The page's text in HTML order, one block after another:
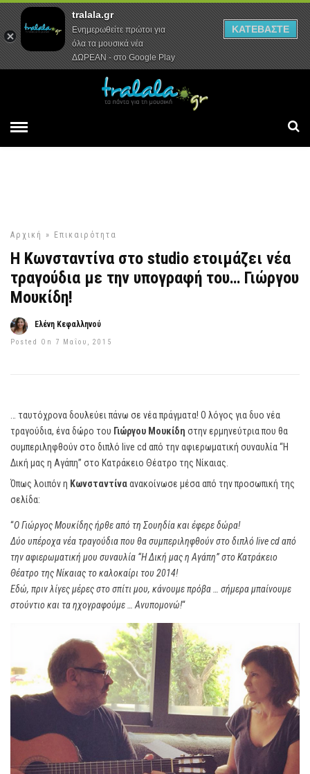
Αρχική Συνεντεύξεις Ρεπορτάζ
Αρχική » Επικαιρότητα
Η Κωνσταντίνα στο studio ετοιμάζει νέα
τραγούδια με την υπογραφή του… Γιώργου
Μουκίδη!
Ελένη Κεφαλληνού
Posted On 7 Μαΐου, 2015
… ταυτόχρονα δουλεύει πάνω σε νέα πράγματα! Ο λόγος για δυο νέα
τραγούδια, ένα δώρο του Γιώργου Μουκίδη στην ερμηνεύτρια που θα
συμπεριληφθούν στο διπλό live cd από την αφιερωματική συναυλία “Η
Δική μας η Αγάπη” στο Κατράκειο Θέατρο της Νίκαιας.
Όπως λοιπόν η Κωνσταντίναανακοίνωσε μέσα από την προσωπική της
σελίδα:
“Ο Γιώργος Μουκίδης ήρθε από τη Σουηδία και έφερε δώρα!
Δύο υπέροχα νέα τραγούδια που θα συμπεριληφθούν στο διπλό live cd από
την αφιερωματική μου συναυλία “Η Δική μας η Αγάπη” στο Κατράκειο
Θέατρο της Νίκαιας το καλοκαίρι του 2014!
Εδώ, πριν λίγες μέρες στο σπίτι μου, κάνουμε πρόβα … σήμερα μπαίνουμε
στούντιο και τα ηχογραφούμε … Ανυπομονώ!“
tralala.gr
Ενημερωθείτε πρώτοι για
όλα τα μουσικά νέα
ΔΩΡΕΑΝ - στο Google Play
ΚΑΤΕΒΑΣΤΕ